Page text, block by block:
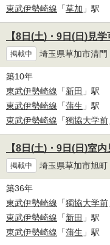
東武伊勢崎線 「草加 」駅
【8日(土)・9日(日)見
掲載中 埼玉県草加市清門
築10年
東武伊勢崎線 「新田 」駅
東武伊勢崎線 「蒲生 」駅
東武伊勢崎線 「獨協大学前
【8日(土)・9日(日)室
掲載中 埼玉県草加市旭町
築36年
東武伊勢崎線 「獨協大学前
東武伊勢崎線 「新田 」駅
東武伊勢崎線 「蒲生 」駅